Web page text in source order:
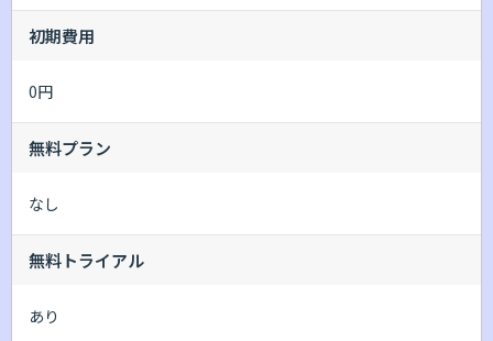
初期費用
0円
無料プラン
なし
無料トライアル
あり